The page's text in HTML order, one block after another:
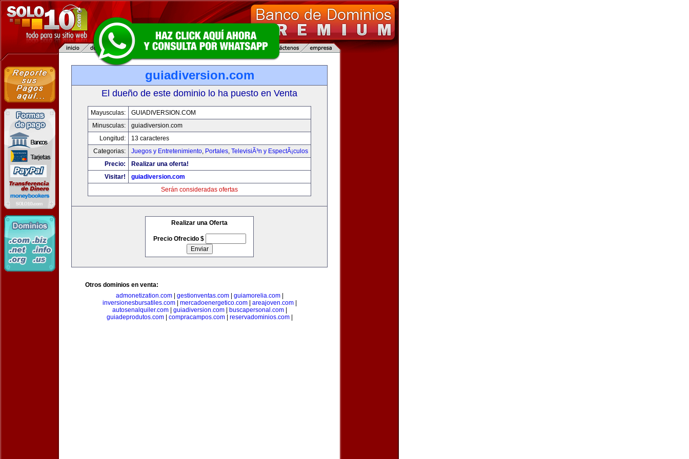
guiadiversion.com
El dueño de este dominio lo ha puesto en Venta
Mayusculas:
GUIADIVERSION.COM
Minusculas:
guiadiversion.com
Longitud:
13 caracteres
Categorias:
Juegos y Entretenimiento, Portales, TelevisiÃ³n y EspectÃ¡culos
Precio:
Realizar una oferta!
Visitar!
guiadiversion.com
Serán consideradas ofertas
Realizar una Oferta
Precio Ofrecido $
Otros dominios en venta:
admonetization.com| gestionventas.com| guiamorelia.com|
inversionesbursatiles.com| mercadoenergetico.com| areajoven.com|
autosenalquiler.com| guiadiversion.com| buscapersonal.com|
guiadeprodutos.com| compracampos.com| reservadominios.com|